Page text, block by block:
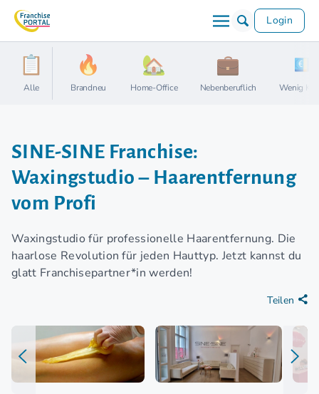
Login
Alle Brandneu Home-Office Nebenberuflich Wenig
SINE-SINE Franchise:
Waxingstudio – Haarentfernung
vom Profi
Waxingstudio für professionelle Haarentfernung. Die
haarlose Revolution für jeden Hauttyp. Jetzt kannst du
glatt Franchisepartner*in werden!
Teilen